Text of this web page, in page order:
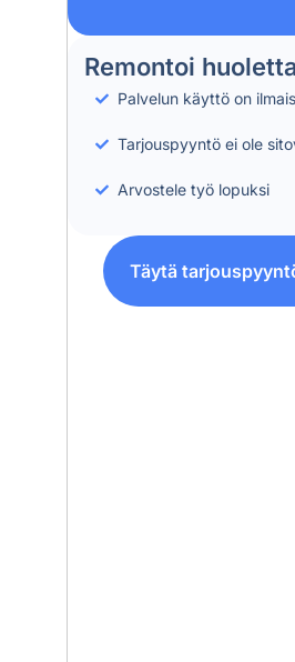
Remontoi
Palvelun käyttö on
Tarjouspyyntö ei ole
Arvostele työ lopuksi
Täytä